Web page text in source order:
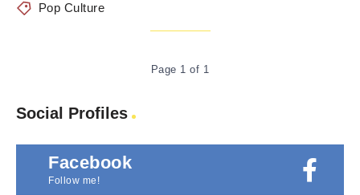
Pop Culture
Page 1 of 1
Social Profiles
Facebook
Follow me!